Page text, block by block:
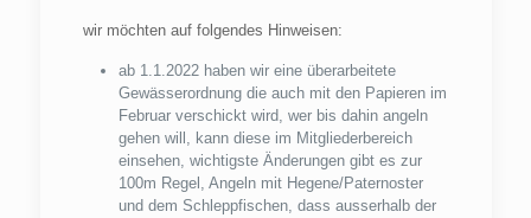
wir möchten auf folgendes Hinweisen:
ab 1.1.2022 haben wir eine überarbeitete
Gewässerordnung die auch mit den Papieren im
Februar verschickt wird, wer bis dahin angeln
gehen will, kann diese im Mitgliederbereich
einsehen, wichtigste Änderungen gibt es zur
100m Regel, Angeln mit Hegene/Paternoster
und dem Schleppfischen, dass ausserhalb der